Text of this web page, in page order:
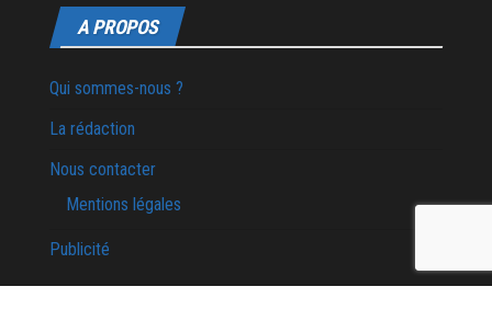
A PROPOS
Qui sommes-nous ?
La rédaction
Nous contacter
Mentions légales
Publicité